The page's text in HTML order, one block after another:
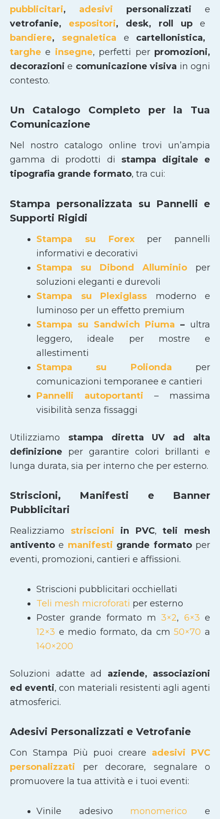
pubblicitari, adesivi personalizzati e
vetrofanie, espositori, desk, roll up e
bandiere, segnaletica e cartellonistica,
targhee insegne, perfetti per promozioni,
decorazionie comunicazione visiva in ogni
contesto.
Un Catalogo Completo per la Tua
Comunicazione
Nel nostro catalogo online trovi un’ampia
gamma di prodotti di stampa digitale e
tipografia grande formato, tra cui:
Stampa personalizzata su Pannelli e
Supporti Rigidi
Stampa su Forexper pannelli
informativi e decorativi
Stampa su Dibond Alluminio per
soluzioni eleganti e durevoli
Stampa su Plexiglass moderno e
luminoso per un effetto premium
Stampa su Sandwich Piuma – ultra
leggero, ideale per mostre e
allestimenti
Stampa su Polionda per
comunicazioni temporanee e cantieri
Pannelli autoportanti – massima
visibilità senza fissaggi
Utilizziamo stampa diretta UV ad alta
definizione per garantire colori brillanti e
lunga durata, sia per interno che per esterno.
Striscioni, Manifesti e Banner
Pubblicitari
Realizziamo striscioni in PVC,teli mesh
antivento e manifesti grande formatoper
eventi, promozioni, cantieri e affissioni.
Striscioni pubblicitari occhiellati
Teli mesh microforati per esterno
Poster grande formato m3×2, 6×3 e
12×3 e medio formato, da cm50×70 a
140×200
Soluzioni adatte ad aziende, associazioni
ed eventi, con materiali resistenti agli agenti
atmosferici.
Adesivi Personalizzati e Vetrofanie
Con Stampa Più puoi creare adesivi PVC
personalizzati per decorare, segnalare o
promuovere la tua attività e i tuoi eventi:
Vinile adesivo monomerico e